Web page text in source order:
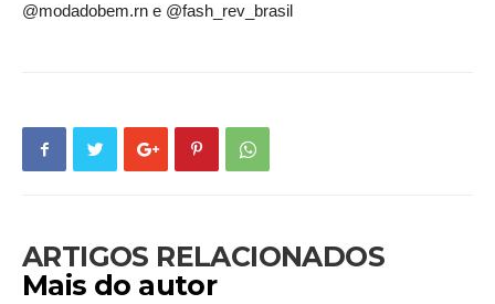
@modadobem.rn e @fash_rev_brasil
ARTIGOS RELACIONADOS
Mais do autor